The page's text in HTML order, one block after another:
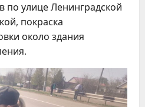
улице Ленинградской
покраска
около здания